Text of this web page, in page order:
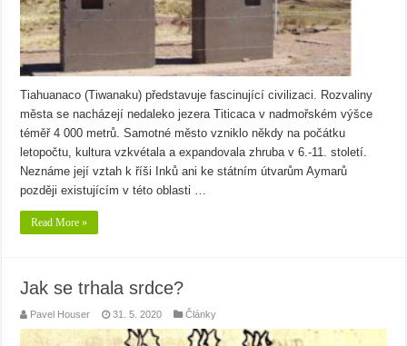
Tiahuanaco (Tiwanaku) představuje fascinující civilizaci. Rozvaliny
města se nacházejí nedaleko jezera Titicaca v nadmořském výšce
téměř 4 000 metrů. Samotné město vzniklo někdy na počátku
letopočtu, kultura vzkvétala a expandovala zhruba v 6.-11. století.
Neznáme její vztah k říši Inků ani ke státním útvarům Aymarů
později existujícím v této oblasti …
Read More »
Jak se trhala srdce?
Pavel Houser 31. 5. 2020 Články